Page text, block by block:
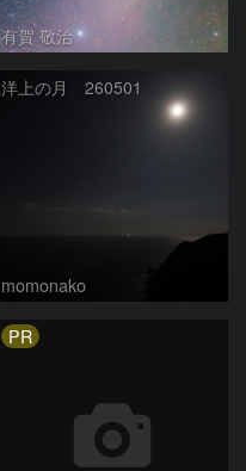
有賀 敬治
洋上の月 260501
momonako
PR